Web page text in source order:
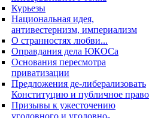
Курьезы
Национальная идея,
антивестернизм, империализм
О странностях любви...
Оправдания дела ЮКОСа
Основания пересмотра
приватизации
Предложения де-либерализовать
Конституцию и публичное право
Призывы к ужесточению
уголовного и уголовно-